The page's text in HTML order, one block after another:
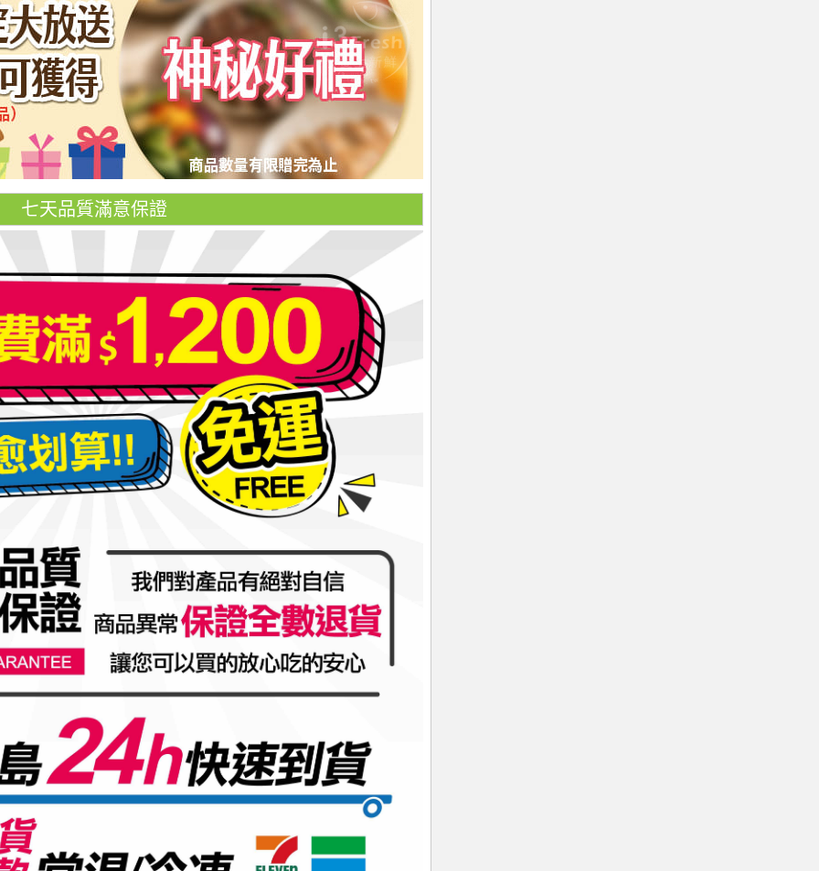
七天品質滿意保證